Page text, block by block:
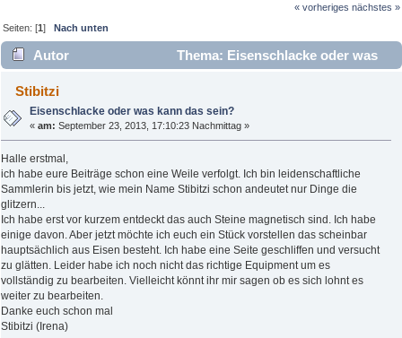
« vorheriges nächstes »
Seiten: [1]Nach unten
Autor
Thema: Eisenschlacke oder was
kann das sein? (Gelesen 10613 mal)
Stibitzi
Eisenschlacke oder was kann das sein?
«am: September 23, 2013, 17:10:23 Nachmittag »
Halle erstmal,
ich habe eure Beiträge schon eine Weile verfolgt. Ich bin leidenschaftliche
Sammlerin bis jetzt, wie mein Name Stibitzi schon andeutet nur Dinge die
glitzern...
Ich habe erst vor kurzem entdeckt das auch Steine magnetisch sind. Ich habe
einige davon. Aber jetzt möchte ich euch ein Stück vorstellen das scheinbar
hauptsächlich aus Eisen besteht. Ich habe eine Seite geschliffen und versucht
zu glätten. Leider habe ich noch nicht das richtige Equipment um es
vollständig zu bearbeiten. Vielleicht könnt ihr mir sagen ob es sich lohnt es
weiter zu bearbeiten.
Danke euch schon mal
Stibitzi (Irena)